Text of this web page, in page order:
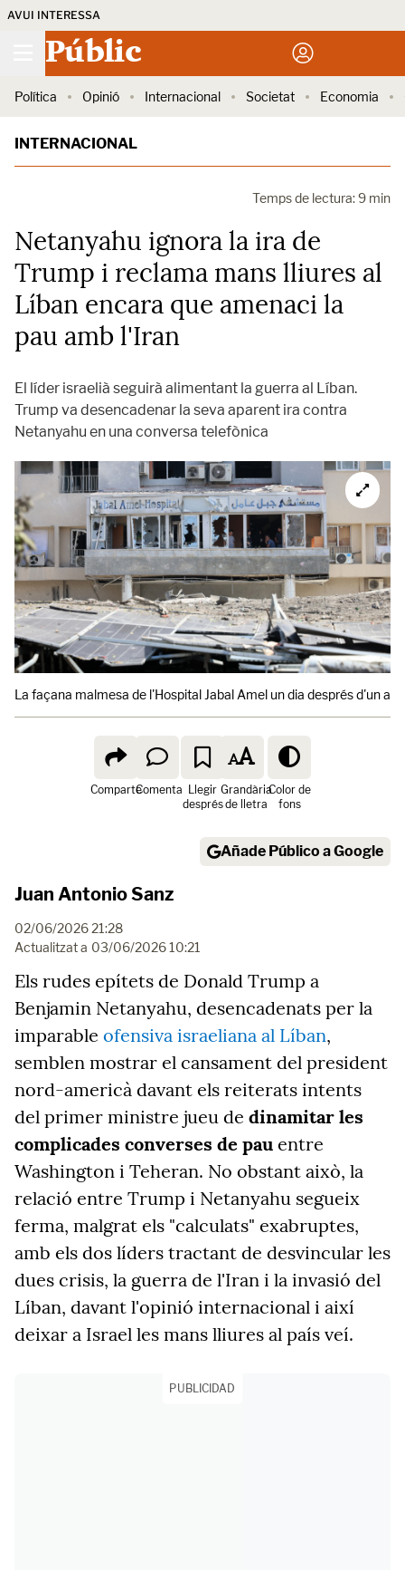
AVUI INTERESSA
Públic
Política Opinió Internacional Societat Economia
INTERNACIONAL
Temps de lectura: 9 min
Netanyahu ignora la ira de
Trump i reclama mans lliures al
Líban encara que amenaci la
pau amb l'Iran
El líder israelià seguirà alimentant la guerra al Líban.
Trump va desencadenar la seva aparent ira contra
Netanyahu en una conversa telefònica
La façana malmesa de l'Hospital Jabal Amel un dia després d'un
ComparteComenta Llegir
després
Grandària
de lletra
Color de
fons
Añade Público a Google
Juan Antonio Sanz
02/06/2026 21:28
Actualitzat a 03/06/2026 10:21
Els rudes epítets de Donald Trump a
Benjamin Netanyahu, desencadenats per la
imparable ofensiva israeliana al Líban,
semblen mostrar el cansament del president
nord-americà davant els reiterats intents
del primer ministre jueu de dinamitar les
complicades converses de pau entre
Washington i Teheran. No obstant això, la
relació entre Trump i Netanyahu segueix
ferma, malgrat els "calculats" exabruptes,
amb els dos líders tractant de desvincular les
dues crisis, la guerra de l'Iran i la invasió del
Líban, davant l'opinió internacional i així
deixar a Israel les mans lliures al país veí.
PUBLICIDAD